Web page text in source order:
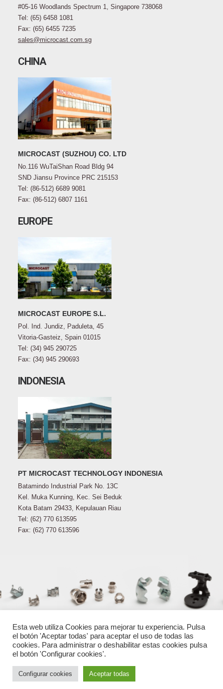
#05-16 Woodlands Spectrum 1, Singapore 738068
Tel: (65) 6458 1081
Fax: (65) 6455 7235
sales@microcast.com.sg
CHINA
MICROCAST (SUZHOU) CO. LTD
No.116 WuTaiShan Road Bldg 94
SND Jiansu Province PRC 215153
Tel: (86-512) 6689 9081
Fax: (86-512) 6807 1161
EUROPE
MICROCAST EUROPE S.L.
Pol. Ind. Jundiz, Paduleta, 45
Vitoria-Gasteiz, Spain 01015
Tel: (34) 945 290725
Fax: (34) 945 290693
INDONESIA
PT MICROCAST TECHNOLOGY INDONESIA
Batamindo Industrial Park No. 13C
Kel. Muka Kunning, Kec. Sei Beduk
Kota Batam 29433, Kepulauan Riau
Tel: (62) 770 613595
Fax: (62) 770 613596
© 2022 MICROCAST · All Rights Reserved ·
de privacidad·Términos y condiciones·Política de cookies
Contacto
Esta web utiliza Cookies para mejorar tu experiencia. Pulsa
el botón 'Aceptar todas' para aceptar el uso de todas las
cookies. Para administrar o deshabilitar estas cookies pulsa
el botón 'Configurar cookies'.
Configurar cookies Aceptar todas